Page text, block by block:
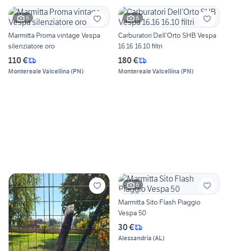
5
Marmitta Proma vintage Vespa
silenziatore oro
110 €
Montereale Valcellina (PN)
6
Carburatori Dell’Orto SHB Vespa
16.16 16.10 filtri
180 €
Montereale Valcellina (PN)
6
Marmitta Sito Flash Piaggio
Vespa 50
30 €
Alessandria (AL)